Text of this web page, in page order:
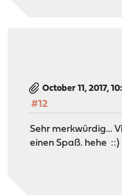
October 11, 2017,
#12
Sehr merkwürdig...
einen Spaß. hehe ::)